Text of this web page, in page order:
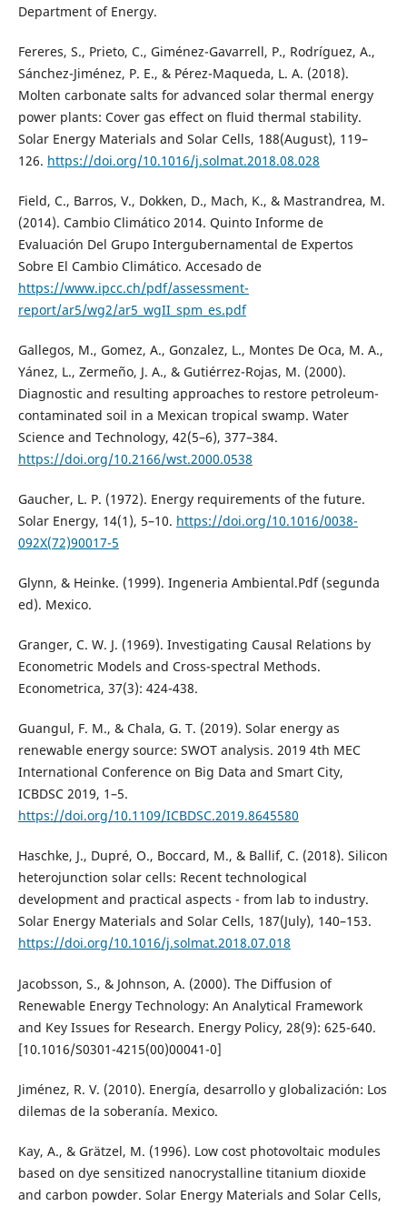
Department of Energy.
Fereres, S., Prieto, C., Giménez-Gavarrell, P., Rodríguez, A.,
Sánchez-Jiménez, P. E., & Pérez-Maqueda, L. A. (2018).
Molten carbonate salts for advanced solar thermal energy
power plants: Cover gas effect on fluid thermal stability.
Solar Energy Materials and Solar Cells, 188(August), 119–
126. https://doi.org/10.1016/j.solmat.2018.08.028
Field, C., Barros, V., Dokken, D., Mach, K., & Mastrandrea, M.
(2014). Cambio Climático 2014. Quinto Informe de
Evaluación Del Grupo Intergubernamental de Expertos
Sobre El Cambio Climático. Accesado de
https://www.ipcc.ch/pdf/assessment-
report/ar5/wg2/ar5_wgII_spm_es.pdf
Gallegos, M., Gomez, A., Gonzalez, L., Montes De Oca, M. A.,
Yánez, L., Zermeño, J. A., & Gutiérrez-Rojas, M. (2000).
Diagnostic and resulting approaches to restore petroleum-
contaminated soil in a Mexican tropical swamp. Water
Science and Technology, 42(5–6), 377–384.
https://doi.org/10.2166/wst.2000.0538
Gaucher, L. P. (1972). Energy requirements of the future.
Solar Energy, 14(1), 5–10. https://doi.org/10.1016/0038-
092X(72)90017-5
Glynn, & Heinke. (1999). Ingeneria Ambiental.Pdf (segunda
ed). Mexico.
Granger, C. W. J. (1969). Investigating Causal Relations by
Econometric Models and Cross-spectral Methods.
Econometrica, 37(3): 424-438.
Guangul, F. M., & Chala, G. T. (2019). Solar energy as
renewable energy source: SWOT analysis. 2019 4th MEC
International Conference on Big Data and Smart City,
ICBDSC 2019, 1–5.
https://doi.org/10.1109/ICBDSC.2019.8645580
Haschke, J., Dupré, O., Boccard, M., & Ballif, C. (2018). Silicon
heterojunction solar cells: Recent technological
development and practical aspects - from lab to industry.
Solar Energy Materials and Solar Cells, 187(July), 140–153.
https://doi.org/10.1016/j.solmat.2018.07.018
Jacobsson, S., & Johnson, A. (2000). The Diffusion of
Renewable Energy Technology: An Analytical Framework
and Key Issues for Research. Energy Policy, 28(9): 625-640.
[10.1016/S0301-4215(00)00041-0]
Jiménez, R. V. (2010). Energía, desarrollo y globalización: Los
dilemas de la soberanía. Mexico.
Kay, A., & Grätzel, M. (1996). Low cost photovoltaic modules
based on dye sensitized nanocrystalline titanium dioxide
and carbon powder. Solar Energy Materials and Solar Cells,